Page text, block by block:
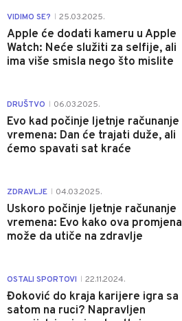
VIDIMO SE? 25.03.2025.
Apple će dodati kameru u Apple
Watch: Neće služiti za selfije, ali
ima više smisla nego što mislite
DRUŠTVO 06.03.2025.
Evo kad počinje ljetnje računanje
vremena: Dan će trajati duže, ali
ćemo spavati sat kraće
ZDRAVLJE 04.03.2025.
Uskoro počinje ljetnje računanje
vremena: Evo kako ova promjena
može da utiče na zdravlje
OSTALI SPORTOVI 22.11.2024.
Đoković do kraja karijere igra sa
satom na ruci? Napravljen